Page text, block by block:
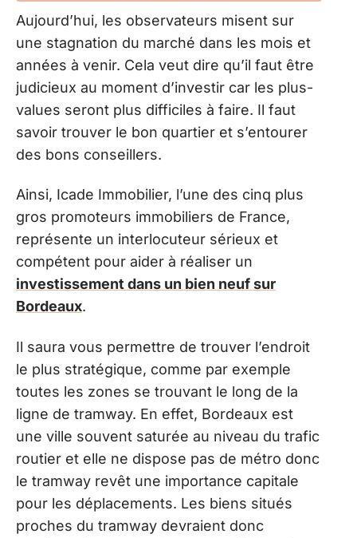
Aujourd’hui, les observateurs misent sur
une stagnation du marché dans les mois et
années à venir. Cela veut dire qu’il faut être
judicieux au moment d’investir car les plus-
values seront plus difficiles à faire. Il faut
savoir trouver le bon quartier et s’entourer
des bons conseillers.
Ainsi, Icade Immobilier, l’une des cinq plus
gros promoteurs immobiliers de France,
représente un interlocuteur sérieux et
compétent pour aider à réaliser un
investissement dans un bien neuf sur
Bordeaux.
Il saura vous permettre de trouver l’endroit
le plus stratégique, comme par exemple
toutes les zones se trouvant le long de la
ligne de tramway. En effet, Bordeaux est
une ville souvent saturée au niveau du trafic
routier et elle ne dispose pas de métro donc
le tramway revêt une importance capitale
pour les déplacements. Les biens situés
proches du tramway devraient donc